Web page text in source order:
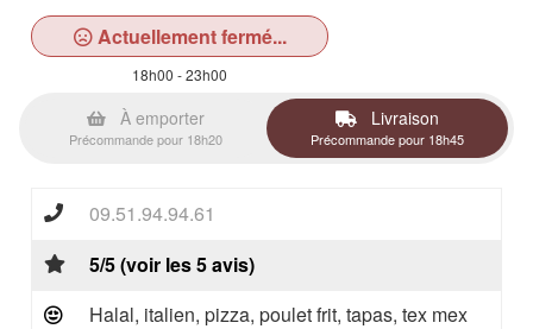
Actuellement fermé...
18h00 - 23h00
À emporter
Précommande pour 18h20
Livraison
Précommande pour 18h45
09.51.94.94.61
5/5 (voir les 5 avis)
Halal, italien, pizza, poulet frit, tapas, tex mex